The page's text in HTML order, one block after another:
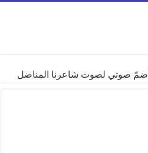
أضمّ صوتي لصوت شاعرنا المناضل